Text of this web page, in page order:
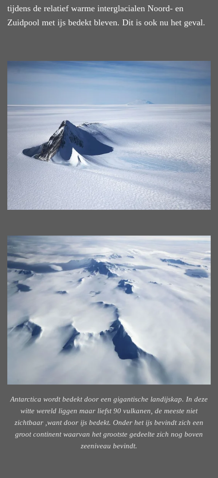
tijdens de relatief warme interglacialen Noord- en
Zuidpool met ijs bedekt bleven. Dit is ook nu het geval.
Antarctica wordt bedekt door een gigantische landijskap. In deze
witte wereld liggen maar liefst 90 vulkanen, de meeste niet
zichtbaar ,want door ijs bedekt. Onder het ijs bevindt zich een
groot continent waarvan het grootste gedeelte zich nog boven
zeeniveau bevindt.